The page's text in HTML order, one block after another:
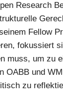
Research
Fellow
fokussiert
muss, um zu
OABB und
zu